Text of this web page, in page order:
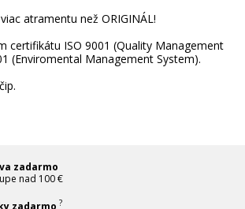
náplň EPSON T0713
(Purpurová)
Originálna náplň
16,90 €
atramentu než ORIGINÁL!
certifikátu ISO 9001 (Quality Management
(Enviromental Management System).
zadarmo
nad 100 €
zadarmo ?